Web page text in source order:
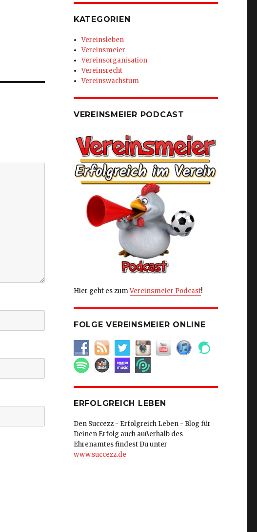
KATEGORIEN
Vereinsleben
Vereinsmeier
Vereinsorganisation
Vereinsrecht
Vereinswachstum
VEREINSMEIER PODCAST
Hier geht es zumVereinsmeier Podcast!
FOLGE VEREINSMEIER ONLINE
ERFOLGREICH LEBEN
Den Succezz - Erfolgreich Leben - Blog für
Deinen Erfolg auch außerhalb des
Ehrenamtes findest Du unter
www.succezz.de